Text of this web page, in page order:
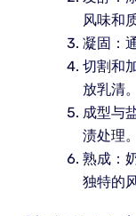
风味和
凝固：
切割和
放乳清。
成型与
渍处理。
熟成：
独特的